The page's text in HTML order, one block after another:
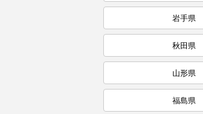
岩手県
秋田県
山形県
福島県